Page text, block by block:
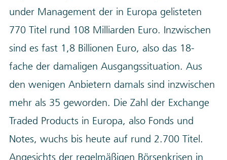
under Management der in Europa gelisteten
770 Titel rund 108 Milliarden Euro. Inzwischen
sind es fast 1,8 Billionen Euro, also das 18-
fache der damaligen Ausgangssituation. Aus
den wenigen Anbietern damals sind inzwischen
mehr als 35 geworden. Die Zahl der Exchange
Traded Products in Europa, also Fonds und
Notes, wuchs bis heute auf rund 2.700 Titel.
Angesichts der regelmäßigen Börsenkrisen in